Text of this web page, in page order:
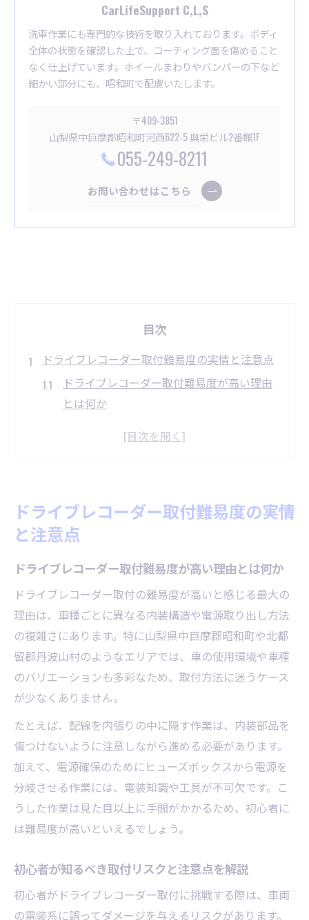
CarLifeSupport C,L,S
洗車作業にも専門的な技術を取り入れております。ボディ
全体の状態を確認した上で、コーティング面を傷めること
なく仕上げています。ホイールまわりやバンパーの下など
細かい部分にも、昭和町で配慮いたします。
〒409-3851
山梨県中巨摩郡昭和町河西622-5 興栄ビル2番館1F
055-249-8211
お問い合わせはこちら
目次
ドライブレコーダー取付難易度の実情と注意点
ドライブレコーダー取付難易度が高い理由
とは何か
初心者が知るべき取付リスクと注意点を解
プロ依頼と自分で取付のメリット比較
山梨県北都留郡丹波山村でも安全な取付手順を
解説
ドライブレコーダー取付手順の基本と安全
確保のコツ
現地でも失敗しないドライブレコーダー取
付の流れ
配線経路を意識した安全な取付方法を紹介
車内の安全確保とドライブレコーダー取付
ポイント
初心者でも安心なドライブレコーダー取付
の実践法
工賃を抑えるドライブレコーダー設置のコツ
ドライブレコーダー取付工賃を安くする工
夫とは
持ち込み取付で工賃を抑える際の注意点
工賃比較で失敗しないドライブレコーダー
ドライブレコーダー取付難易度の実情
と注意点
ドライブレコーダー取付難易度が高い理由とは何か
ドライブレコーダー取付の難易度が高いと感じる最大の
理由は、車種ごとに異なる内装構造や電源取り出し方法
の複雑さにあります。特に山梨県中巨摩郡昭和町や北都
留郡丹波山村のようなエリアでは、車の使用環境や車種
のバリエーションも多彩なため、取付方法に迷うケース
が少なくありません。
たとえば、配線を内張りの中に隠す作業は、内装部品を
傷つけないように注意しながら進める必要があります。
加えて、電源確保のためにヒューズボックスから電源を
分岐させる作業には、電装知識や工具が不可欠です。こ
うした作業は見た目以上に手間がかかるため、初心者に
は難易度が高いといえるでしょう。
初心者が知るべき取付リスクと注意点を解説
初心者がドライブレコーダー取付に挑戦する際は、車両
の電装系に誤ってダメージを与えるリスクがあります。